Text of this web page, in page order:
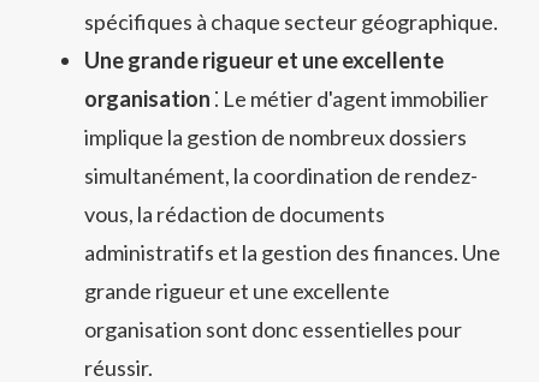
spécifiques à chaque secteur géographique.
Une grande rigueur et une excellente
organisation ⁚ Le métier d'agent immobilier
implique la gestion de nombreux dossiers
simultanément, la coordination de rendez-
vous, la rédaction de documents
administratifs et la gestion des finances. Une
grande rigueur et une excellente
organisation sont donc essentielles pour
réussir.